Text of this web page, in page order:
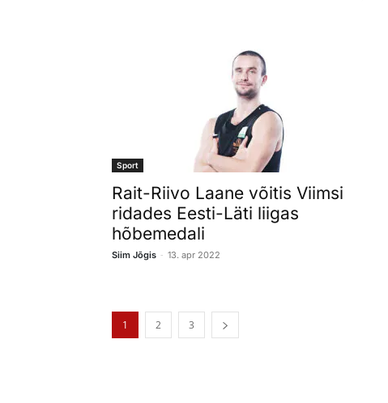
Sport
Rait-Riivo Laane võitis Viimsi
ridades Eesti-Läti liigas
hõbemedali
Siim Jõgis - 13. apr 2022
1 2 3